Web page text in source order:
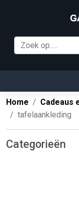
Home Cadeaus
tafelaankleding
Categorieën